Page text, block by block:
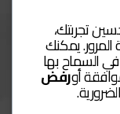
اتصل بنا
خدماتنا
طرق الدفع
تجربتك،
يمكنك
في السماح بها
أورفض